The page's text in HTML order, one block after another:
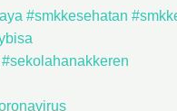
#smkkesehatan
#sekolahanakkeren